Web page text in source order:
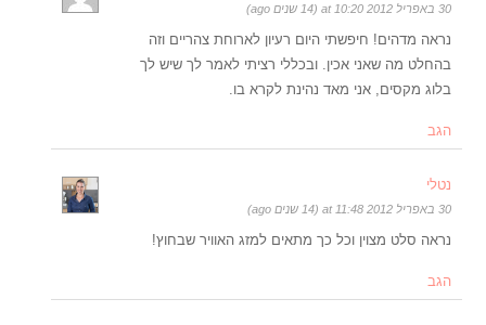
30 באפריל 2012 at 10:20 (14 שנים ago)
נראה מדהים! חיפשתי היום רעיון לארוחת צהריים וזה
בהחלט מה שאני אכין. ובכללי רציתי לאמר לך שיש לך
בלוג מקסים, אני מאד נהינת לקרא בו.
הגב
נטלי
30 באפריל 2012 at 11:48 (14 שנים ago)
נראה סלט מצוין וכל כך מתאים למזג האוויר שבחוץ!
הגב